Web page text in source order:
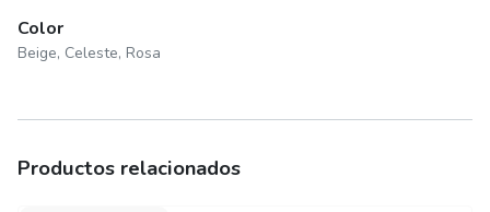
Color
Beige, Celeste, Rosa
Productos relacionados